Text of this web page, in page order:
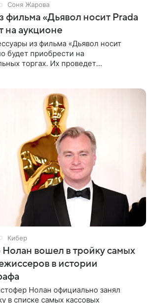
Соня Жарова
фильма «Дьявол носит Prada
на аукционе
из фильма «Дьявол носит
будет приобрести на
торгах. Их проведет
Кибер
вошел в тройку самых
в истории
Нолан официально занял
в списке самых кассовых